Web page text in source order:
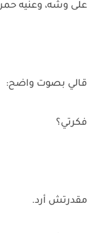
على وشه، وعنيه
قالي بصوت واضح:
فكرتي؟
مقدرتش أرد.